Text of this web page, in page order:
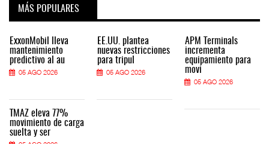
MÁS POPULARES
ExxonMobil lleva
mantenimiento
predictivo al au
05 AGO 2026
TMAZ eleva 77%
movimiento de carga
suelta y ser
EE.UU. plantea
nuevas restricciones
para tripul
05 AGO 2026
APM Terminals
incrementa
equipamiento para
movi
05 AGO 2026